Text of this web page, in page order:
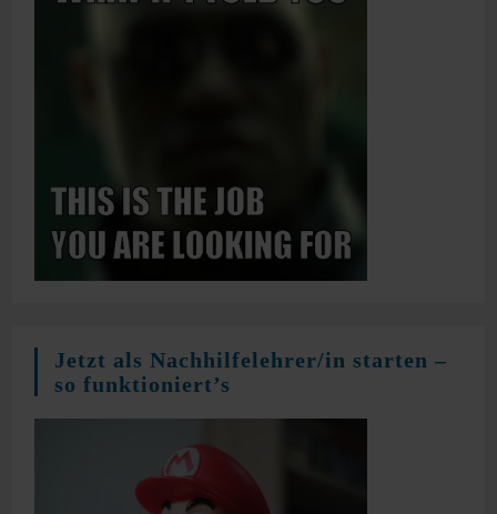
Jetzt als Nachhilfelehrer/in starten –
so funktioniert’s